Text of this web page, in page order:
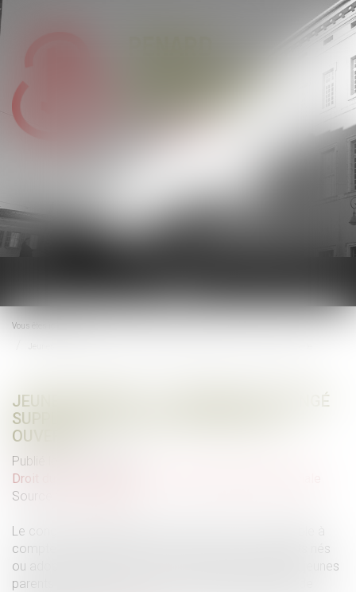
le
menu
Vous êtes ici :
JEUNES PARENTS : LA DEMANDE DE CONGÉ
SUPPLÉMENTAIRE DE NAISSANCE EST
OUVERTE
Publié le :
Droit du travail - Salariés
Source :
Le congé supplémentaire de naissance est accessible à
compter du 1er juillet 2026 pour les parents d’enfants nés
ou adoptés depuis le 1er janvier 2026. Il permet aux jeunes
parents de prendre jusqu’à 2 mois supplémentaires de